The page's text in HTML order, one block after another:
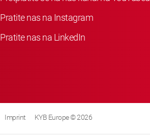
Pratite nas na Instagram
Pratite nas na LinkedIn
Imprint KYB Europe © 2026